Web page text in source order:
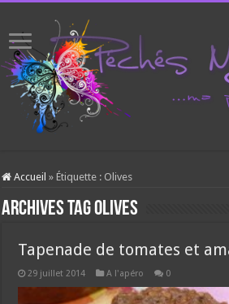
Accueil » Étiquette : Olives
Archives tagOlives
Tapenade de tomates et
29 juillet 2014 A l'apéro 0